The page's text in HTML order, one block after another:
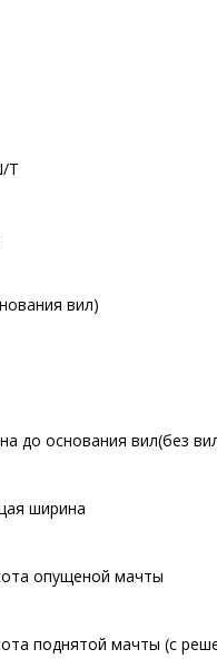
Т
вил)
до основания вил(без
ширина
опущеной мачты
поднятой мачты (с